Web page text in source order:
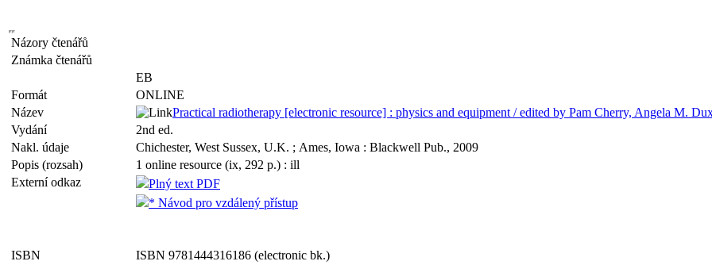
Názory čtenářů
Známka čtenářů
EB
Formát
ONLINE
Název
Practical radiotherapy [electronic resource] : physics and equipment / edited by Pam Cherry, Angela M.
Vydání
2nd ed.
Nakl. údaje
Chichester, West Sussex, U.K. ; Ames, Iowa : Blackwell Pub., 2009
Popis (rozsah)
1 online resource (ix, 292 p.) : ill
Externí odkaz
Plný text PDF
* Návod pro vzdálený přístup
ISBN
ISBN 9781444316186 (electronic bk.)